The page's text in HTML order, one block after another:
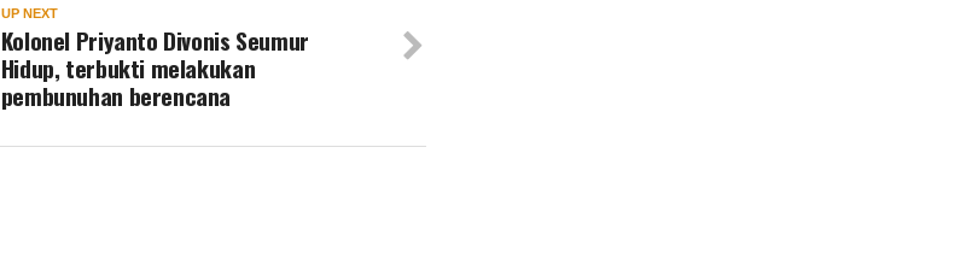
UP NEXT
Kolonel Priyanto Divonis Seumur
Hidup, terbukti melakukan
pembunuhan berencana